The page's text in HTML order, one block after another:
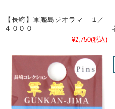
【長崎】軍艦島ジオラマ １／
４０００
¥2,750(税込)